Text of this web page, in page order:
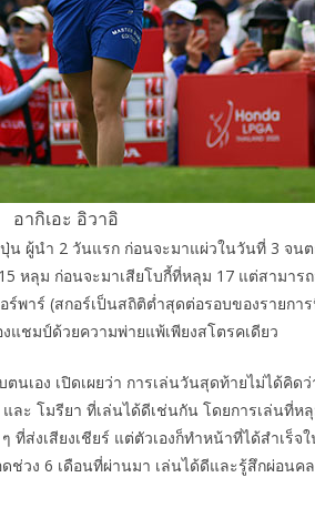
อากิเอะ อิวาอิ
ผู้นำ 2 วันแรก ก่อนจะมาแผ่วในวันที่ 3 จนต
หลุม ก่อนจะมาเสียโบกี้ที่หลุม 17 แต่สามาร
พาร์ (สกอร์เป็นสถิติต่ำสุดต่อรอบของรายกา
แชมป์ด้วยความพ่ายแพ้เพียงสโตรคเดียว
เอง เปิดเผยว่า การเล่นวันสุดท้ายไม่ได้คิดว่
และ โมรียา ที่เล่นได้ดีเช่นกัน โดยการเล่นที่
ที่ส่งเสียงเชียร์ แต่ตัวเองก็ทำหน้าที่ได้สำเร็
ช่วง 6 เดือนที่ผ่านมา เล่นได้ดีและรู้สึกผ่อนค